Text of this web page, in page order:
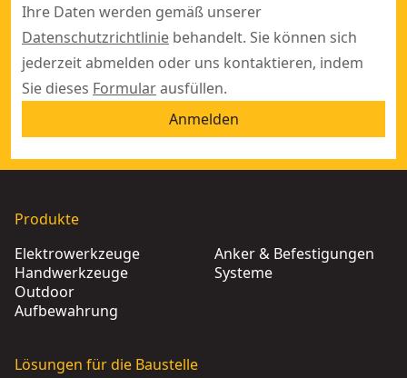
Ihre Daten werden gemäß unserer
Datenschutzrichtlinie behandelt. Sie können sich
jederzeit abmelden oder uns kontaktieren, indem
Sie dieses Formularausfüllen.
Anmelden
Produkte
Elektrowerkzeuge
Handwerkzeuge
Outdoor
Aufbewahrung
Anker & Befestigungen
Systeme
Lösungen für die Baustelle